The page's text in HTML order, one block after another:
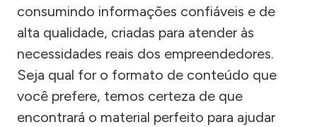
consumindo informações confiáveis e de
alta qualidade, criadas para atender às
necessidades reais dos empreendedores.
Seja qual for o formato de conteúdo que
você prefere, temos certeza de que
encontrará o material perfeito para ajudar